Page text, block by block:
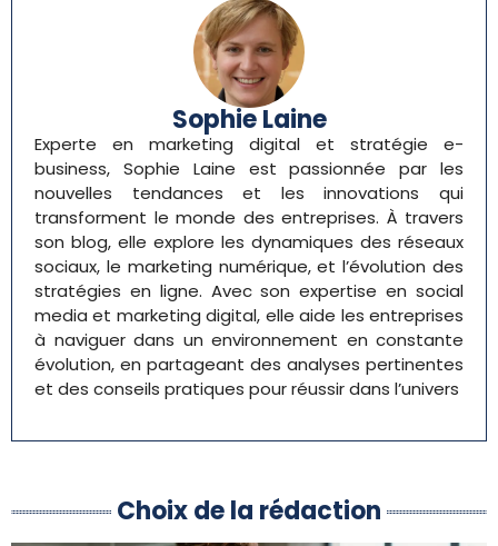
Sophie Laine
Experte en marketing digital et stratégie e-
business, Sophie Laine est passionnée par les
nouvelles tendances et les innovations qui
transforment le monde des entreprises. À travers
son blog, elle explore les dynamiques des réseaux
sociaux, le marketing numérique, et l’évolution des
stratégies en ligne. Avec son expertise en social
media et marketing digital, elle aide les entreprises
à naviguer dans un environnement en constante
évolution, en partageant des analyses pertinentes
et des conseils pratiques pour réussir dans l’univers
Choix de la rédaction